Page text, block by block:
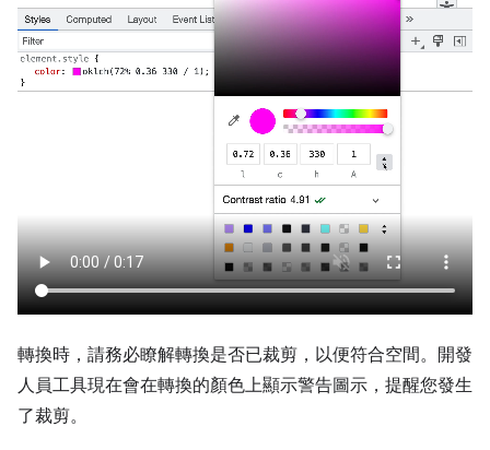
轉換時，請務必瞭解轉換是否已裁剪，以便符合空間。開發
人員工具現在會在轉換的顏色上顯示警告圖示，提醒您發生
了裁剪。